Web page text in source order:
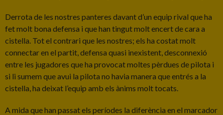
Derrota de les nostres panteres davant d’un equip rival que ha
fet molt bona defensa i que han tingut molt encert de cara a
cistella. Tot el contrari que les nostres; els ha costat molt
connectar en el partit, defensa quasi inexistent, desconnexió
entre les jugadores que ha provocat moltes pèrdues de pilota i
si li sumem que avui la pilota no havia manera que entrés a la
cistella, ha deixat l’equip amb els ànims molt tocats.
A mida que han passat els períodes la diferència en el marcador